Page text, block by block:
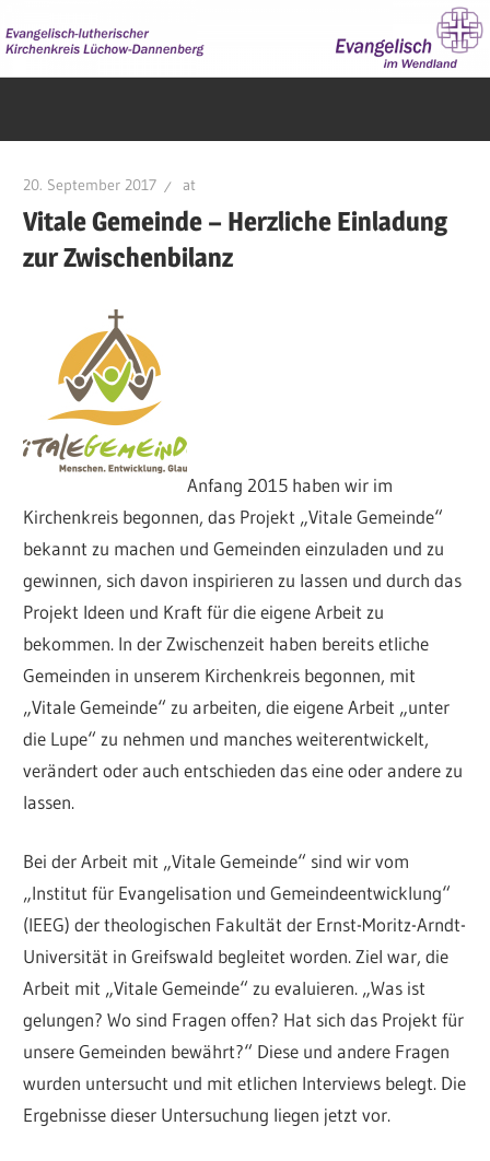
Inhalt
springen
20. September 2017 at
Vitale Gemeinde – Herzliche Einladung
zur Zwischenbilanz
Anfang 2015 haben wir im
Kirchenkreis begonnen, das Projekt „Vitale Gemeinde“
bekannt zu machen und Gemeinden einzuladen und zu
gewinnen, sich davon inspirieren zu lassen und durch das
Projekt Ideen und Kraft für die eigene Arbeit zu
bekommen. In der Zwischenzeit haben bereits etliche
Gemeinden in unserem Kirchenkreis begonnen, mit
„Vitale Gemeinde“ zu arbeiten, die eigene Arbeit „unter
die Lupe“ zu nehmen und manches weiterentwickelt,
verändert oder auch entschieden das eine oder andere zu
lassen.
Bei der Arbeit mit „Vitale Gemeinde“ sind wir vom
„Institut für Evangelisation und Gemeindeentwicklung“
(IEEG) der theologischen Fakultät der Ernst-Moritz-Arndt-
Universität in Greifswald begleitet worden. Ziel war, die
Arbeit mit „Vitale Gemeinde“ zu evaluieren. „Was ist
gelungen? Wo sind Fragen offen? Hat sich das Projekt für
unsere Gemeinden bewährt?“ Diese und andere Fragen
wurden untersucht und mit etlichen Interviews belegt. Die
Ergebnisse dieser Untersuchung liegen jetzt vor.